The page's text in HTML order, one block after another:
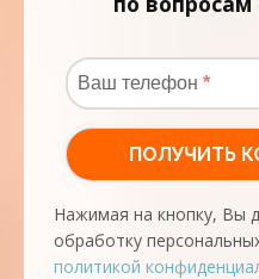
Нажимая на кнопку, Вы
обработку
политикой